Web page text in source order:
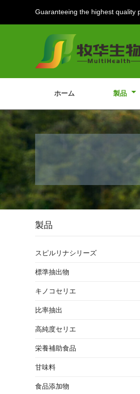
Guaranteeing the highest quality
ホーム 製品
製品
スピルリナシリーズ
標準抽出物
キノコセリエ
比率抽出
高純度セリエ
栄養補助食品
甘味料
食品添加物